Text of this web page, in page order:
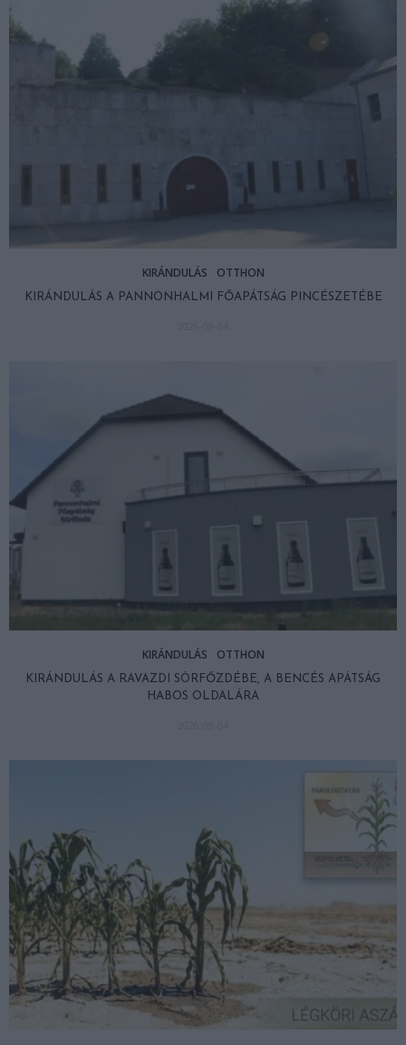
KIRÁNDULÁS OTTHON
KIRÁNDULÁS A PANNONHALMI FŐAPÁTSÁG PINCÉSZETÉBE
KIRÁNDULÁS OTTHON
KIRÁNDULÁS A RAVAZDI SÖRFŐZDÉBE, A BENCÉS APÁTSÁG
HABOS OLDALÁRA